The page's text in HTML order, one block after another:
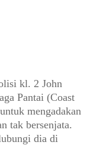
kl. 2 John
Pantai (Coast
mengadakan
tak bersenjata.
dia di